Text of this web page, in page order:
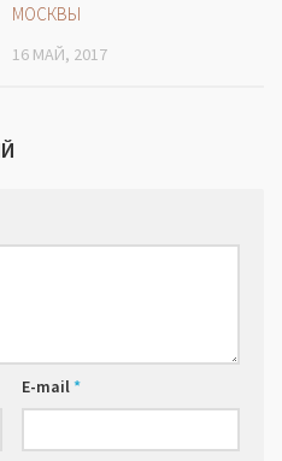
МОСКВЫ
16 МАЙ, 2017
E-mail*